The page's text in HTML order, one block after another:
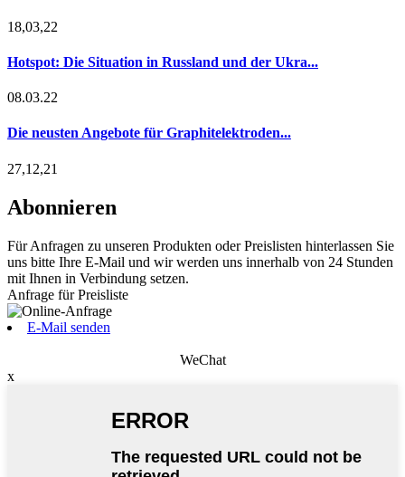
18,03,22
Hotspot: Die Situation in Russland und der Ukra...
08.03.22
Die neusten Angebote für Graphitelektroden...
27,12,21
Abonnieren
Für Anfragen zu unseren Produkten oder Preislisten hinterlassen Sie
uns bitte Ihre E-Mail und wir werden uns innerhalb von 24 Stunden
mit Ihnen in Verbindung setzen.
Anfrage für Preisliste
E-Mail senden
WeChat
x